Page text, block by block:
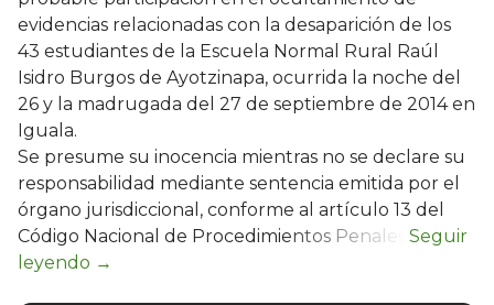
evidencias relacionadas con la desaparición de los
43 estudiantes de la Escuela Normal Rural Raúl
Isidro Burgos de Ayotzinapa, ocurrida la noche del
26 y la madrugada del 27 de septiembre de 2014 en
Iguala.
Se presume su inocencia mientras no se declare su
responsabilidad mediante sentencia emitida por el
órgano jurisdiccional, conforme al artículo 13 del
Código Nacional de Procedimientos Penales.